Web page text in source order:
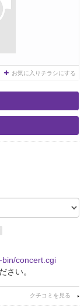
お気に入りチラシにする
bin/concert.cgi
さい。